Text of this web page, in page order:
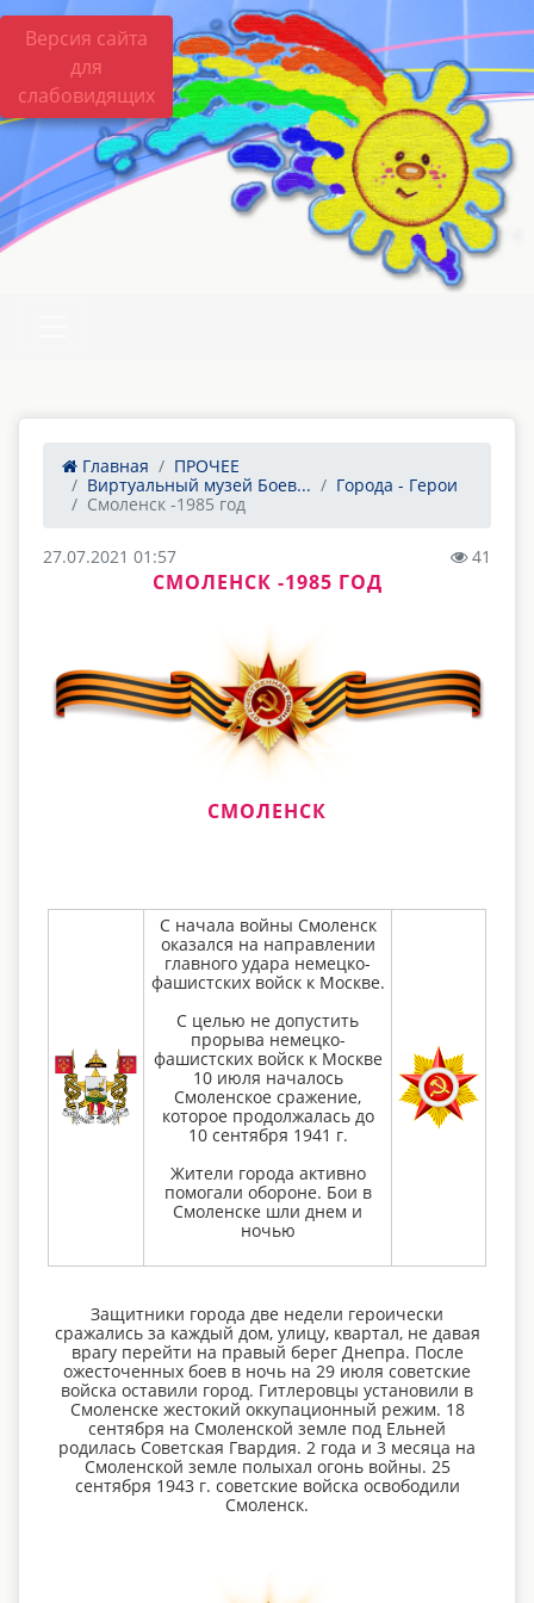
Версия сайта
для
слабовидящих
Главная
ПРОЧЕЕ
Виртуальный музей Боев...
Города - Герои
Смоленск -1985 год
27.07.2021 01:57 41
СМОЛЕНСК -1985 ГОД
СМОЛЕНСК
С начала войны Смоленск
оказался на направлении
главного удара немецко-
фашистских войск к Москве.
С целью не допустить
прорыва немецко-
фашистских войск к Москве
10 июля началось
Смоленское сражение,
которое продолжалась до
10 сентября 1941 г.
Жители города активно
помогали обороне. Бои в
Смоленске шли днем и
ночью
Защитники города две недели героически
сражались за каждый дом, улицу, квартал, не давая
врагу перейти на правый берег Днепра. После
ожесточенных боев в ночь на 29 июля советские
войска оставили город. Гитлеровцы установили в
Смоленске жестокий оккупационный режим. 18
сентября на Смоленской земле под Ельней
родилась Советская Гвардия. 2 года и 3 месяца на
Смоленской земле полыхал огонь войны. 25
сентября 1943 г. советские войска освободили
Смоленск.